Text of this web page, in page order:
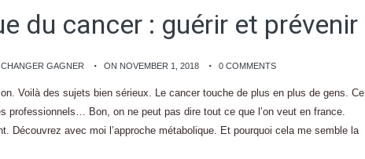
du cancer : guérir et prévenir
GAGNER ON NOVEMBER 1, 2018 0 COMMENTS
Voilà des sujets bien sérieux. Le cancer touche de plus en plus de gens. Ce
professionnels… Bon, on ne peut pas dire tout ce que l’on veut en france.
Découvrez avec moi l’approche métabolique. Et pourquoi cela me semble la